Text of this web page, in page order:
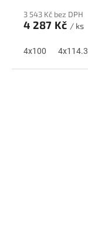
3 543 Kč bez DPH
4 287 Kč / ks
4x100 4x114.3